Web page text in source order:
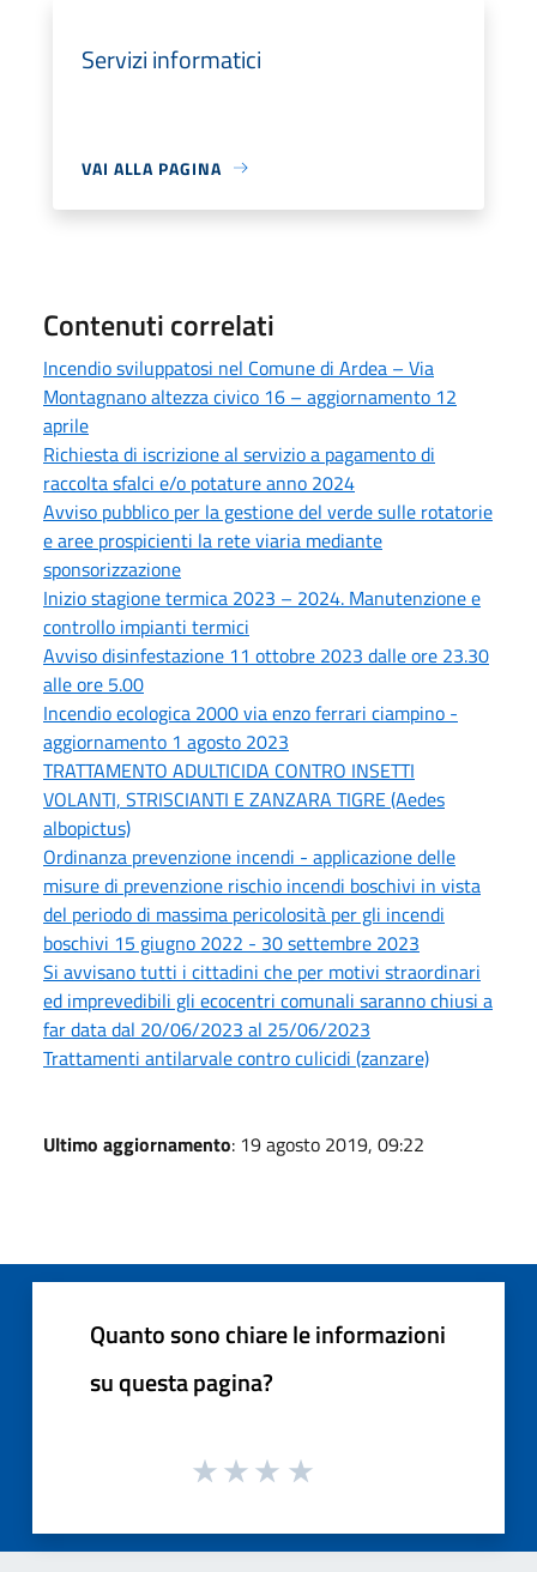
Servizi informatici
VAI ALLA PAGINA
Contenuti correlati
Incendio sviluppatosi nel Comune di Ardea – Via
Montagnano altezza civico 16 – aggiornamento 12
aprile
Richiesta di iscrizione al servizio a pagamento di
raccolta sfalci e/o potature anno 2024
Avviso pubblico per la gestione del verde sulle rotatorie
e aree prospicienti la rete viaria mediante
sponsorizzazione
Inizio stagione termica 2023 – 2024. Manutenzione e
controllo impianti termici
Avviso disinfestazione 11 ottobre 2023 dalle ore 23.30
alle ore 5.00
Incendio ecologica 2000 via enzo ferrari ciampino -
aggiornamento 1 agosto 2023
TRATTAMENTO ADULTICIDA CONTRO INSETTI
VOLANTI, STRISCIANTI E ZANZARA TIGRE (Aedes
albopictus)
Ordinanza prevenzione incendi - applicazione delle
misure di prevenzione rischio incendi boschivi in vista
del periodo di massima pericolosità per gli incendi
boschivi 15 giugno 2022 - 30 settembre 2023
Si avvisano tutti i cittadini che per motivi straordinari
ed imprevedibili gli ecocentri comunali saranno chiusi a
far data dal 20/06/2023 al 25/06/2023
Trattamenti antilarvale contro culicidi (zanzare)
Ultimo aggiornamento: 19 agosto 2019, 09:22
Quanto sono chiare le informazioni
su questa pagina?